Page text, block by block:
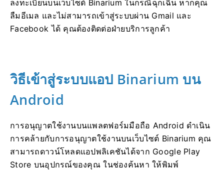
ลงทะเบียนบนเว็บไซต์ Binarium ในกรณีฉุกเฉิน หากคุณ
ลืมอีเมล และไม่สามารถเข้าสู่ระบบผ่าน Gmail และ
Facebook ได้ คุณต้องติดต่อฝ่ายบริการลูกค้า
วิธีเข้าสู่ระบบแอป Binarium บน
Android
การอนุญาตใช้งานบนแพลตฟอร์มมือถือ Android ดำเนิน
การคล้ายกับการอนุญาตใช้งานบนเว็บไซต์ Binarium คุณ
สามารถดาวน์โหลดแอปพลิเคชันได้จาก Google Play
Store บนอุปกรณ์ของคุณ ในช่องค้นหา ให้พิมพ์